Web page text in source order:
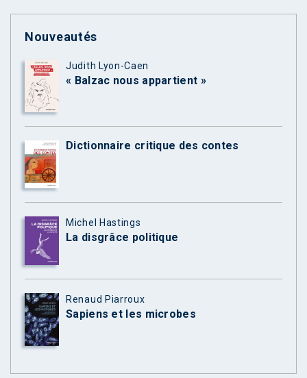
Nouveautés
Judith Lyon-Caen
« Balzac nous appartient »
Dictionnaire critique des contes
Michel Hastings
La disgrâce politique
Renaud Piarroux
Sapiens et les microbes